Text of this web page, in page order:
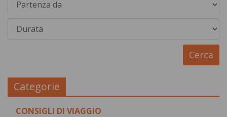
Categorie
CONSIGLI DI VIAGGIO